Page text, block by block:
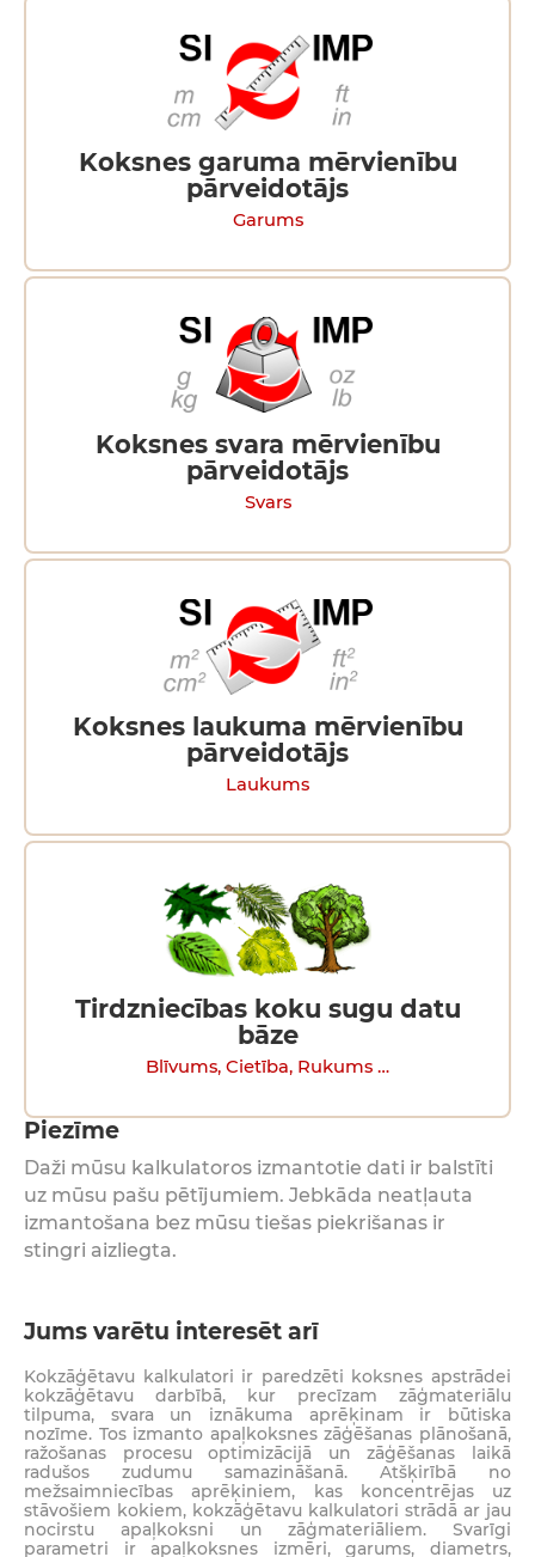
Kokzāģētavu kalkulatori ir paredzēti koksnes apstrādei
kokzāģētavu darbībā, kur precīzam zāģmateriālu
tilpuma, svara un iznākuma aprēķinam ir būtiska
nozīme. Tos izmanto apaļkoksnes zāģēšanas plānošanā,
ražošanas procesu optimizācijā un zāģēšanas laikā
radušos zudumu samazināšanā. Atšķirībā no
mežsaimniecības aprēķiniem, kas koncentrējas uz
stāvošiem kokiem, kokzāģētavu kalkulatori strādā ar jau
nocirstu apaļkoksni un zāģmateriāliem. Svarīgi
parametri ir apaļkoksnes izmēri, garums, diametrs,
Koksnes garuma mērvienību
pārveidotājs
Garums
Koksnes svara mērvienību
pārveidotājs
Svars
Koksnes laukuma mērvienību
pārveidotājs
Laukums
Tirdzniecības koku sugu datu
bāze
Blīvums, Cietība, Rukums …
Piezīme
Daži mūsu kalkulatoros izmantotie dati ir balstīti
uz mūsu pašu pētījumiem. Jebkāda neatļauta
izmantošana bez mūsu tiešas piekrišanas ir
stingri aizliegta.
Jums varētu interesēt arī